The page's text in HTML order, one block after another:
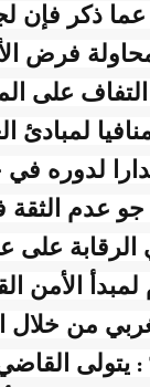
ذكر فإن
فرض
التفاف على
لمبادئ
لدوره
جو عدم
الرقابة على
الأمن
: يتولى